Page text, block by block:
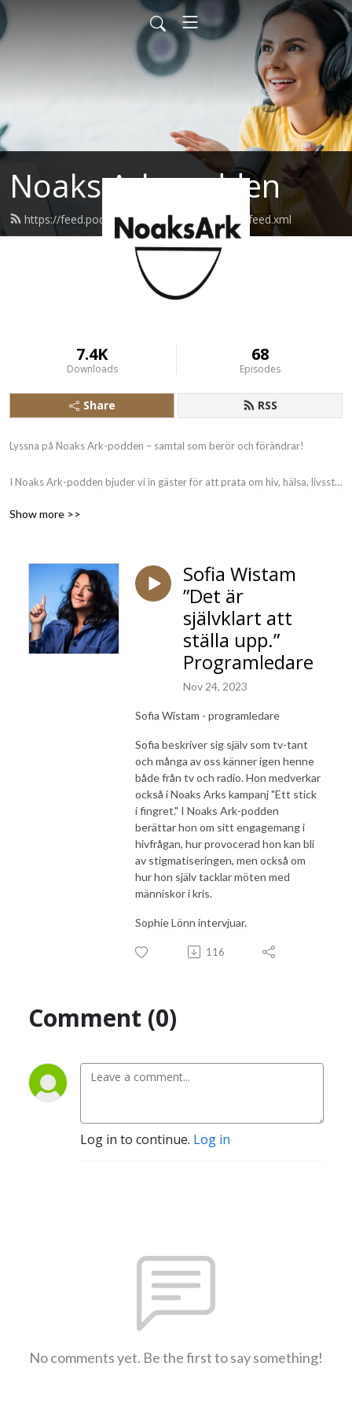
Noaks Ark-podden
https://feed.podbean.com/noaksarkpodden/feed.xml
7.4K
Downloads
68
Episodes
Share RSS
Lyssna på Noaks Ark-podden – samtal som berör och förändrar!
I Noaks Ark-podden bjuder vi in gäster för att prata om hiv, hälsa, livsstil
innebär att vara människa. Genom öppna och nyfikna samtal vill vi öka
överförbara infektioner genom utbildning, rådgivning och testning med
snabbsvar. Vi stöttar personer som lever med hiv och deras närstående
samt driver opinion för att skapa en mer inkluderande värld.
Tillsammans gör vi skillnad!
Show more >>
Sofia Wistam
”Det är
självklart att
ställa upp.”
Programledare
Nov 24, 2023
Sofia Wistam - programledare
Sofia beskriver sig själv som tv-tant
och många av oss känner igen henne
både från tv och radio. Hon medverkar
också i Noaks Arks kampanj "Ett stick
i fingret." I Noaks Ark-podden
berättar hon om sitt engagemang i
hivfrågan, hur provocerad hon kan bli
av stigmatiseringen, men också om
hur hon själv tacklar möten med
människor i kris.
Sophie Lönn intervjuar.
116
Comment (0)
Log in to continue. Log in
No comments yet. Be the first to say something!